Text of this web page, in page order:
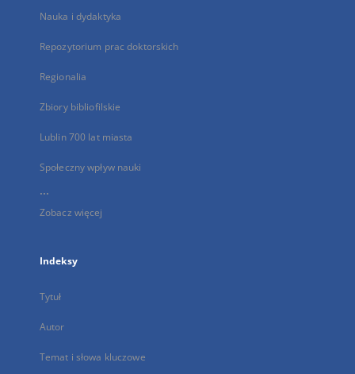
Nauka i dydaktyka
Repozytorium prac doktorskich
Regionalia
Zbiory bibliofilskie
Lublin 700 lat miasta
Społeczny wpływ nauki
...
Zobacz więcej
Indeksy
Tytuł
Autor
Temat i słowa kluczowe